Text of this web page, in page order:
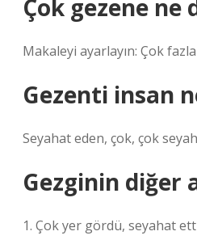
Çok gezene ne
Makaleyi ayarlayın: Çok fazla
Gezenti insan
Seyahat eden, çok, çok
Gezginin diğer
1. Çok yer gördü, seyahat